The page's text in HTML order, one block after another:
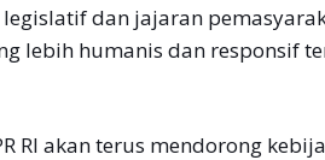
dan jajaran
lebih humanis dan responsif
RI akan terus mendorong